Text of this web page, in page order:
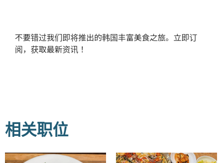
不要错过我们即将推出的韩国丰富美食之旅。立即订
阅，获取最新资讯！
相关职位